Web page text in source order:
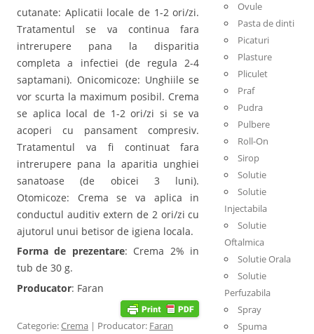
cutanate: Aplicatii locale de 1-2 ori/zi.
Tratamentul se va continua fara
intrerupere pana la disparitia
completa a infectiei (de regula 2-4
saptamani). Onicomicoze: Unghiile se
vor scurta la maximum posibil. Crema
se aplica local de 1-2 ori/zi si se va
acoperi cu pansament compresiv.
Tratamentul va fi continuat fara
intrerupere pana la aparitia unghiei
sanatoase (de obicei 3 luni).
Otomicoze: Crema se va aplica in
conductul auditiv extern de 2 ori/zi cu
ajutorul unui betisor de igiena locala.
Forma de prezentare: Crema 2% in
tub de 30 g.
Producator: Faran
Categorie:Crema | Producator: Faran
Ovule
Pasta de dinti
Picaturi
Plasture
Pliculet
Praf
Pudra
Pulbere
Roll-On
Sirop
Solutie
Solutie
Injectabila
Solutie
Oftalmica
Solutie Orala
Solutie
Perfuzabila
Spray
Spuma